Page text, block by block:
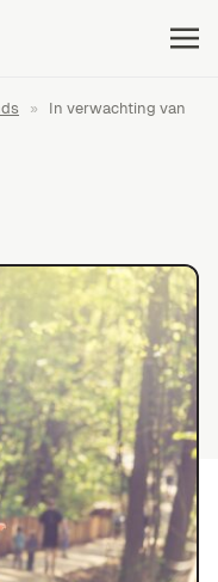
»
In verwachting van